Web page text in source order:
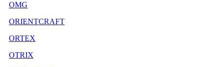
OMG
ORIENTCRAFT
ORTEX
OTRIX